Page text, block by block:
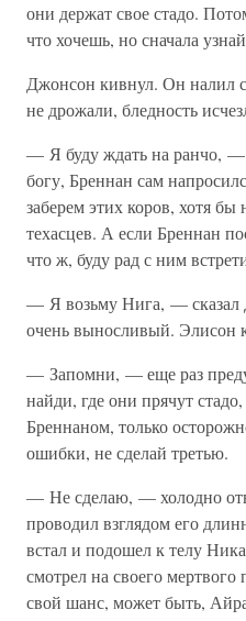
они держат свое стадо.
что хочешь, но сначала
Джонсон кивнул. Он налил
не дрожали, бледность
— Я буду ждать на ранчо,
богу, Бреннан сам
заберем этих коров, хотя
техасцев. А если Бреннан
что ж, буду рад с ним
— Я возьму Нига, —
очень выносливый. Элисон
— Запомни, — еще раз
найди, где они прячут
Бреннаном, только
ошибки, не сделай третью.
— Не сделаю, — холодно
проводил взглядом его
встал и подошел к телу
смотрел на своего
свой шанс, может быть,